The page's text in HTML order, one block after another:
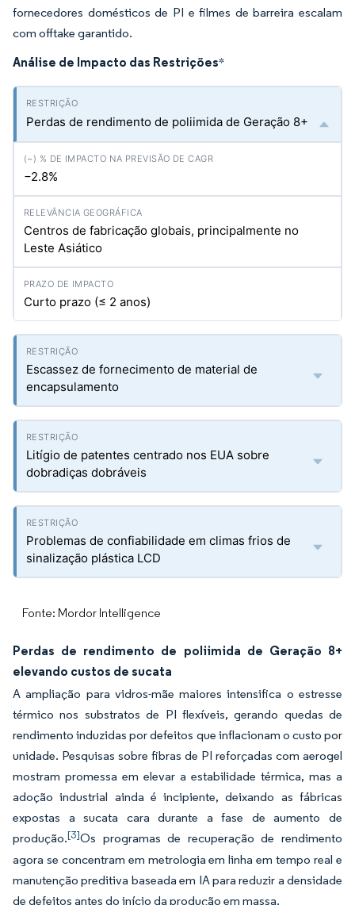
fornecedores domésticos de PI e filmes de barreira escalam
com offtake garantido.
Análise de Impacto das Restrições*
Perdas de rendimento de poliimida de Geração 8+
−2.8%
Centros de fabricação globais, principalmente no
Leste Asiático
Curto prazo (≤ 2 anos)
Escassez de fornecimento de material de
encapsulamento
Litígio de patentes centrado nos EUA sobre
dobradiças dobráveis
Problemas de confiabilidade em climas frios de
sinalização plástica LCD
Fonte: Mordor Intelligence
Perdas de rendimento de poliimida de Geração 8+
elevando custos de sucata
A ampliação para vidros-mãe maiores intensifica o estresse
térmico nos substratos de PI flexíveis, gerando quedas de
rendimento induzidas por defeitos que inflacionam o custo por
unidade. Pesquisas sobre fibras de PI reforçadas com aerogel
mostram promessa em elevar a estabilidade térmica, mas a
adoção industrial ainda é incipiente, deixando as fábricas
expostas a sucata cara durante a fase de aumento de
produção.[3]Os programas de recuperação de rendimento
agora se concentram em metrologia em linha em tempo real e
manutenção preditiva baseada em IA para reduzir a densidade
de defeitos antes do início da produção em massa.